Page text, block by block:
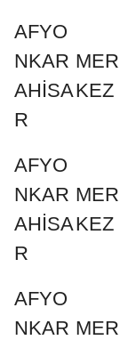
AFYO
NKAR
AHİSA
R
MER
KEZ
AFYO
NKAR
AHİSA
R
MER
KEZ
AFYO
NKAR MER